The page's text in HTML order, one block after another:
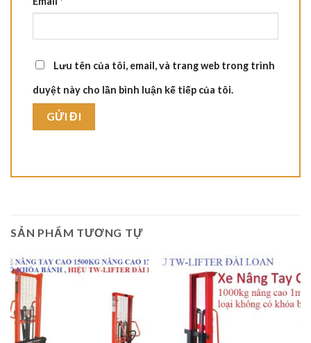
Lưu tên của tôi, email, và trang web trong trình
duyệt này cho lần bình luận kế tiếp của tôi.
SẢN PHẨM TƯƠNG TỰ